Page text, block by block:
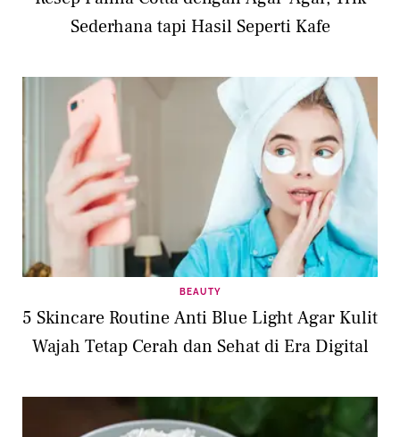
Sederhana tapi Hasil Seperti Kafe
BEAUTY
5 Skincare Routine Anti Blue Light Agar Kulit
Wajah Tetap Cerah dan Sehat di Era Digital